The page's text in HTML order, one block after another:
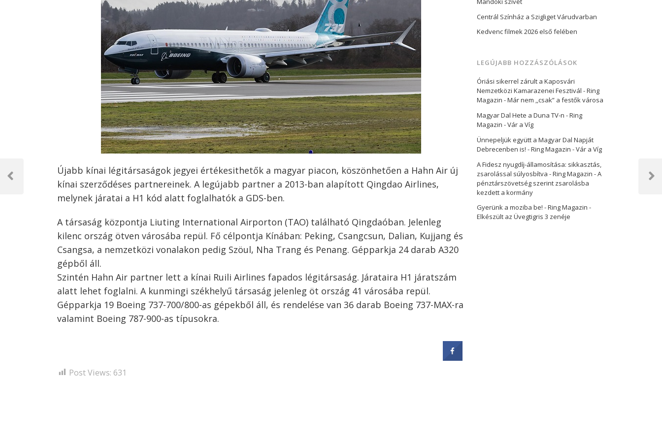
Újabb kínai légitársaságok jegyei értékesithetők a magyar piacon, köszönhetően a Hahn Air új
kínai szerződéses partnereinek. A legújabb partner a 2013-ban alapított Qingdao Airlines,
melynek járatai a H1 kód alatt foglalhatók a GDS-ben.
A társaság központja Liuting International Airporton (TAO) található Qingdaóban. Jelenleg
kilenc ország ötven városába repül. Fő célpontja Kínában: Peking, Csangcsun, Dalian, Kujjang és
Csangsa, a nemzetközi vonalakon pedig Szöul, Nha Trang és Penang. Gépparkja 24 darab A320
gépből áll.
Szintén Hahn Air partner lett a kínai Ruili Airlines fapados légitársaság. Járataira H1 járatszám
alatt lehet foglalni. A kunmingi székhelyű társaság jelenleg öt ország 41 városába repül.
Gépparkja 19 Boeing 737-700/800-as gépekből áll, és rendelése van 36 darab Boeing 737-MAX-ra
valamint Boeing 787-900-as típusokra.
Post Views: 631
Bejegyzés
navigáció
Previous
Next
Centrál Színház a Szigliget Várudvarban
Kedvenc filmek 2026 első felében
LEGÚJABB HOZZÁSZÓLÁSOK
Óriási sikerrel zárult a Kaposvári
Nemzetközi Kamarazenei Fesztivál - Ring
Magazin -Már nem ,,csak” a festők városa
Magyar Dal Hete a Duna TV-n - Ring
Magazin -Vár a Víg
Ünnepeljük együtt a Magyar Dal Napját
Debrecenben is! - Ring Magazin -Vár a Víg
A Fidesz nyugdíj-államosítása: sikkasztás,
zsarolással súlyosbítva - Ring Magazin -A
pénztárszövetség szerint zsarolásba
kezdett a kormány
Gyerünk a moziba be! - Ring Magazin -
Elkészült az Üvegtigris 3 zenéje